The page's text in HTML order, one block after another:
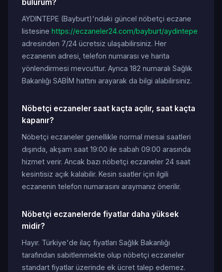
bulurum?
AYDINTEPE (Bayburt)'ndaki güncel nöbetçi eczane
listesine https://eczaneler24.com/bayburt/aydintepe
adresinden 7/24 ücretsiz ulaşabilirsiniz. Her
eczanenin adresi, telefon numarası ve harita
yönlendirmesi mevcuttur. Ayrıca 182 numaralı Sağlık
Bakanlığı SABİM hattını arayarak da bilgi alabilirsiniz.
Nöbetçi eczaneler saat kaçta açılır, saat kaçta
kapanır?
Nöbetçi eczaneler genellikle normal mesai saatleri
dışında, akşam saat 19:00 ile sabah 09:00 arasında
hizmet verir. Ancak bazı nöbetçi eczaneler 24 saat
kesintisiz açık kalabilir. Kesin saatler için ilgili
eczanenin telefon numarasını araymanız önerilir.
Nöbetçi eczanelerde fiyatlar daha yüksek
midir?
Hayır. Türkiye'de ilaç fiyatları Sağlık Bakanlığı
tarafından sabitlenmekte olup nöbetçi eczaneler
standart fiyatlar üzerinde ek ücret talep edemez.